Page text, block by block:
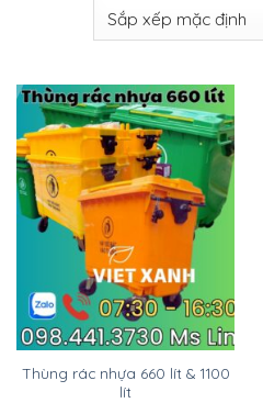
Thùng rác nhựa 660 lít & 1100
lít